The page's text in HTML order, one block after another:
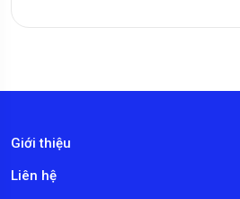
Giới thiệu
Liên hệ